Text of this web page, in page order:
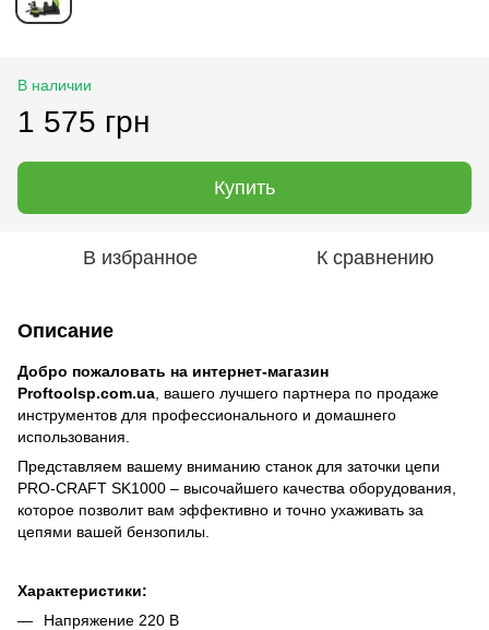
В наличии
1 575 грн
Купить
В избранное К сравнению
Описание
Добро пожаловать на интернет-магазин
Proftoolsp.com.ua , вашего лучшего партнера по продаже
инструментов для профессионального и домашнего
использования.
Представляем вашему вниманию станок для заточки цепи
PRO-CRAFT SK1000 – высочайшего качества оборудования,
которое позволит вам эффективно и точно ухаживать за
цепями вашей бензопилы.
Характеристики:
Напряжение 220 В